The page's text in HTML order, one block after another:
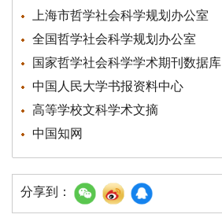
上海市哲学社会科学规划办公室
全国哲学社会科学规划办公室
国家哲学社会科学学术期刊数据库
中国人民大学书报资料中心
高等学校文科学术文摘
中国知网
分享到：